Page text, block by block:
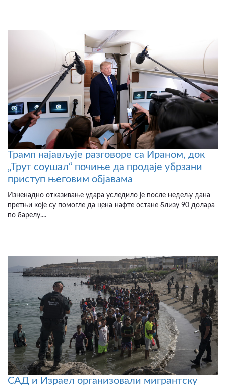
Трамп најављује разговоре са Ираном, док
„Трут соушал“ почиње да продаје убрзани
приступ његовим објавама
Изненадно отказивање удара уследило је после недељу дана
претњи које су помогле да цена нафте остане близу 90 долара
по барелу....
САД и Израел организовали мигрантску